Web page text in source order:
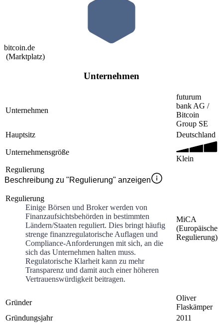
bitcoin.de
(Marktplatz)
Unternehmen
Unternehmen
futurum
bank AG /
Bitcoin
Group SE
Hauptsitz
Deutschland
Unternehmensgröße
Klein
Regulierung
Beschreibung zu "Regulierung" anzeigen
Regulierung
Einige Börsen und Broker werden von
Finanzaufsichtsbehörden in bestimmten
Ländern/Staaten reguliert. Dies bringt häufig
strenge finanzregulatorische Auflagen und
Compliance-Anforderungen mit sich, an die
sich das Unternehmen halten muss.
Regulatorische Klarheit kann zu mehr
Transparenz und damit auch einer höheren
Vertrauenswürdigkeit beitragen.
MiCA
(Europäische
Regulierung)
Gründer
Oliver
Flaskämper
Gründungsjahr
2011